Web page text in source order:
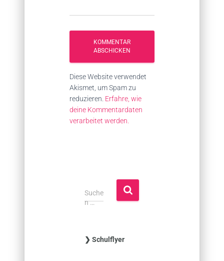
Diese Website verwendet
Akismet, um Spam zu
reduzieren. Erfahre, wie
deine Kommentardaten
verarbeitet werden.
S
u
n
Suche
n …
❯ Schulflyer